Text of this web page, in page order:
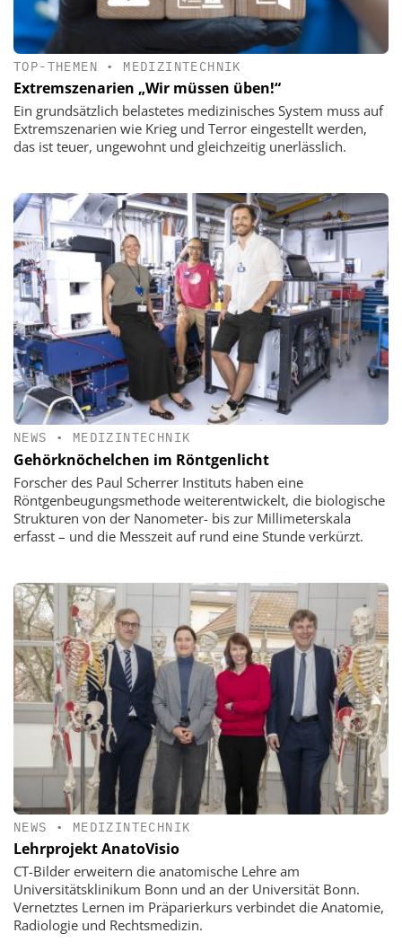
TOP-THEMEN • MEDIZINTECHNIK
Extremszenarien „Wir müssen üben!“
Ein grundsätzlich belastetes medizinisches System muss auf
Extremszenarien wie Krieg und Terror eingestellt werden,
das ist teuer, ungewohnt und gleichzeitig unerlässlich.
NEWS • MEDIZINTECHNIK
Gehörknöchelchen im Röntgenlicht
Forscher des Paul Scherrer Instituts haben eine
Röntgenbeugungsmethode weiterentwickelt, die biologische
Strukturen von der Nanometer- bis zur Millimeterskala
erfasst – und die Messzeit auf rund eine Stunde verkürzt.
NEWS • MEDIZINTECHNIK
Lehrprojekt AnatoVisio
CT-Bilder erweitern die anatomische Lehre am
Universitätsklinikum Bonn und an der Universität Bonn.
Vernetztes Lernen im Präparierkurs verbindet die Anatomie,
Radiologie und Rechtsmedizin.